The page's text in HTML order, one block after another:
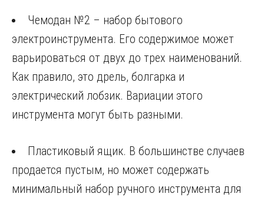
Чемодан №2 – набор бытового
электроинструмента. Его содержимое может
варьироваться от двух до трех наименований.
Как правило, это дрель, болгарка и
электрический лобзик. Вариации этого
инструмента могут быть разными.
Пластиковый ящик. В большинстве случаев
продается пустым, но может содержать
минимальный набор ручного инструмента для